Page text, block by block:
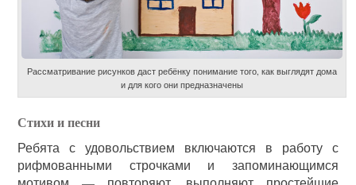
Рассматривание рисунков даст ребёнку понимание того, как выглядят дома
и для кого они предназначены
Стихи и песни
Ребята с удовольствием включаются в работу с
рифмованными строчками и запоминающимся